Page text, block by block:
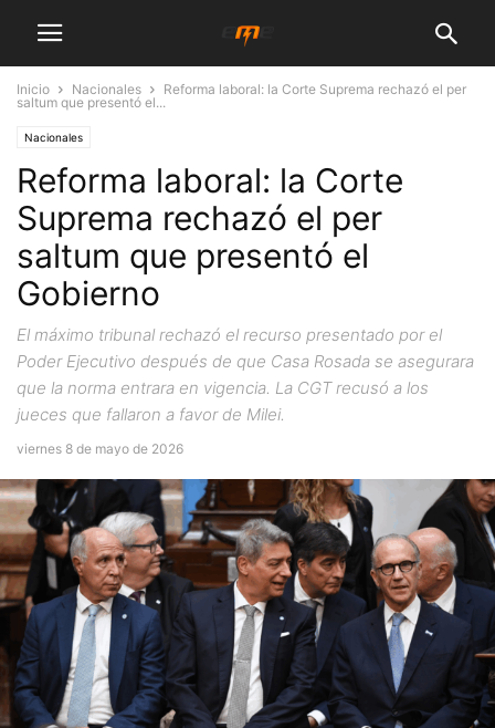
Inicio Nacionales
Reforma laboral: la Corte Suprema rechazó el per
saltum que presentó el...
Nacionales
Reforma laboral: la Corte
Suprema rechazó el per
saltum que presentó el
Gobierno
El máximo tribunal rechazó el recurso presentado por el
Poder Ejecutivo después de que Casa Rosada se asegurara
que la norma entrara en vigencia. La CGT recusó a los
jueces que fallaron a favor de Milei.
viernes 8 de mayo de 2026